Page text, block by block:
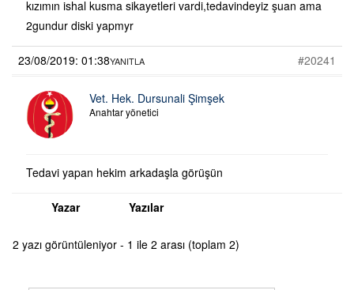
kızımın ishal kusma sikayetleri vardi,tedavindeyiz şuan ama
2gundur diski yapmyr
23/08/2019: 01:38 #20241
YANITLA
Vet. Hek. Dursunali Şimşek
Anahtar yönetici
Tedavi yapan hekim arkadaşla görüşün
Yazar Yazılar
2 yazı görüntüleniyor - 1 ile 2 arası (toplam 2)